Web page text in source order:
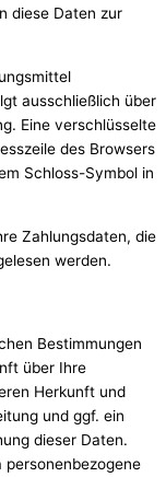
diese Daten zur
ausschließlich über
Eine verschlüsselte
des Browsers
Schloss-Symbol in
Zahlungsdaten, die
werden.
Bestimmungen
über Ihre
Herkunft und
und ggf. ein
dieser Daten.
personenbezogene